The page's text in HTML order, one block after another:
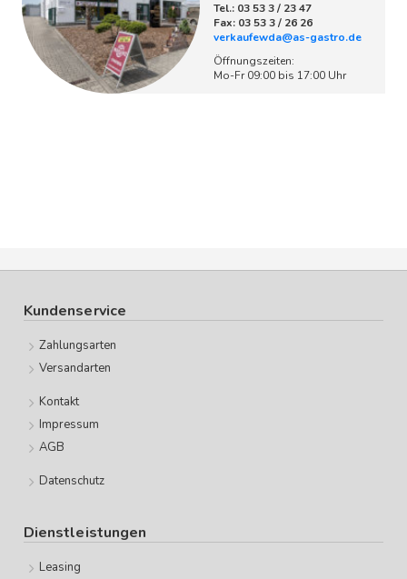
Tel.: 03 53 3 / 23 47
Fax: 03 53 3 / 26 26
verkaufewda@as-gastro.de
Öffnungszeiten:
Mo-Fr 09:00 bis 17:00 Uhr
Kundenservice
Zahlungsarten
Versandarten
Kontakt
Impressum
AGB
Datenschutz
Dienstleistungen
Leasing